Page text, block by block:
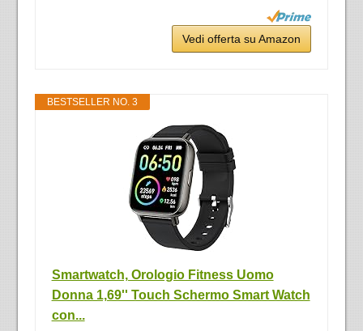
Vedi offerta su Amazon
BESTSELLER NO. 3
Smartwatch, Orologio Fitness Uomo
Donna 1,69'' Touch Schermo Smart Watch
con...